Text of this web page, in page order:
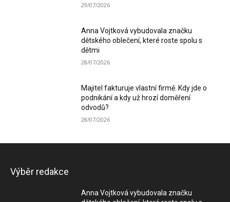
29/07/2026
Anna Vojtková vybudovala značku
dětského oblečení, které roste spolu s
dětmi
28/07/2026
Majitel fakturuje vlastní firmě. Kdy jde o
podnikání a kdy už hrozí doměření
odvodů?
28/07/2026
Výběr redakce
Anna Vojtková vybudovala značku